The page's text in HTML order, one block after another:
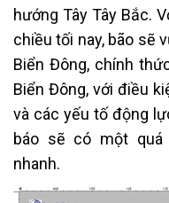
hướng Tây Tây Bắc.
chiều tối nay, bão sẽ
Biển Đông, chính
Biển Đông, với điều
và các yếu tố động
báo sẽ có một quá
nhanh.